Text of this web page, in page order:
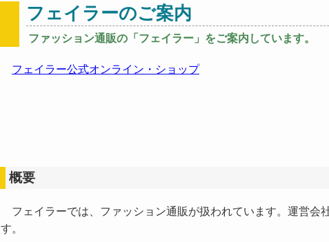
フェイラーのご案内
ファッション通販の「フェイラー」をご案内しています。
フェイラー公式オンライン・ショップ
概要
フェイラーでは、ファッション通販が扱われています。運営会
す。